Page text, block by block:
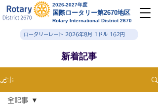
2026-2027年度
国際ロータリー第2670地区
Rotary International District 2670
ロータリーレート 2026年8月 1ドル 162円
新着記事
記事
全記事